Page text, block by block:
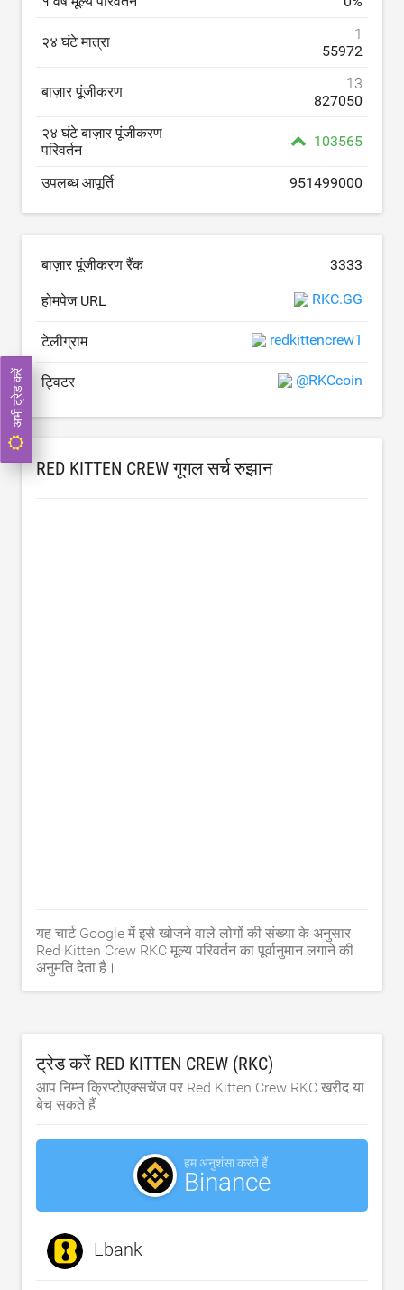
२४ घंटे मात्रा
1
55972
बाज़ार पूंजीकरण
13
827050
२४ घंटे बाज़ार पूंजीकरण
परिवर्तन
103565
उपलब्ध आपूर्ति 951499000
बाज़ार पूंजीकरण रैंक 3333
होमपेज URL RKC.GG
टेलीग्राम redkittencrew1
ट्विटर @RKCcoin
RED KITTEN CREW गूगल सर्च रुझान
यह चार्ट Google में इसे खोजने वाले लोगों की संख्या के अनुसार
Red Kitten Crew RKC मूल्य परिवर्तन का पूर्वानुमान लगाने की
अनुमति देता है।
ट्रेड करें RED KITTEN CREW (RKC)
आप निम्न क्रिप्टोएक्सचेंज पर Red Kitten Crew RKC खरीद या
बेच सकते हैं
हम अनुशंसा करते हैं
Binance
Lbank
अभी ट्रेड करें